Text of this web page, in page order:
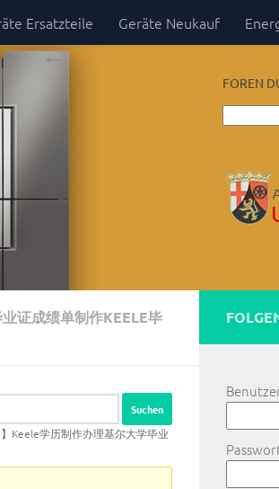
Ersatzteile Geräte Neukauf
FOREN
证成绩单制作KEELE毕
Keele学历制作办理基尔大学毕业